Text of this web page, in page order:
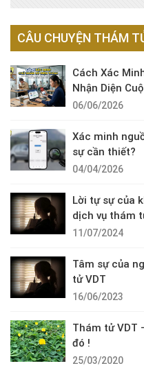
CÂU CHUYỆN THÁM
Cách Xác
Nhận Diện
06/06/2026
Xác minh
sự cần thiết?
04/04/2026
Lời tự sự của
dịch vụ thám
11/07/2024
Tâm sự của
tử VDT
16/06/2023
Thám tử VDT
đó !
25/03/2020